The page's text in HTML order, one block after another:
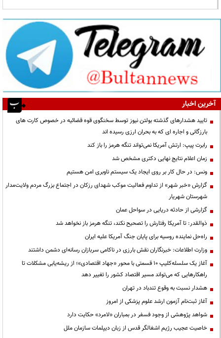
آخرین اخبار
تایید هشدارهای گذشته بولتن نیوز توسط سخنگوی قوه قضائیه در خصوص کارت های
بارزگانی و اجاره ای که به بحران ارزی رسیده اند
رابرت پیپ: ارتش آمریکا نمی‌تواند تنگه هرمز را باز کند
زمان اعلام نتایج نهایی دکتری مشخص شد
ونس: در حال کار بر روی ایجاد یک سیستم ناوبری امن هستیم
گزارش «خبر شهر» از تداوم فعالیت موکب شهدای رزکان در اجتماع بزرگ مردم ولایت‌مدار
شهرستان شهریار
گزارشی از حادثه دریایی در سواحل عمان
ذوالقدر: تا آمریکا رفتارش را تصحیح نکند، تنگه هرمز باز نخواهد شد
راه‌حل نماینده روسیه برای پایان جنگ آمریکا علیه ایران
وزارت اطلاعات: خبرنگاران نقش بارزی در ناکامی سربازان رسانه‌ای دشمن داشتند
آغاز یک سلسله‌کلیپ ۱۰ قسمتی با محور «جهاد اقتصادی»؛ از ریشه‌یابی مشکلات تا
راهکارهایی که می‌تواند مسیر اقتصاد کشور را تغییر دهد
هشدار نسبت به وقوع تندباد در تهران
آغاز ثبت‌نام آزمون ارشد علوم پزشکی از امروز
شواهد پژوهشی از وجود فسفر در بمباران «لامرد» حکایت دارد
خاصیت عجیب رژیم اشغالگر قدس از زبان دیپلمات سازمان ملل